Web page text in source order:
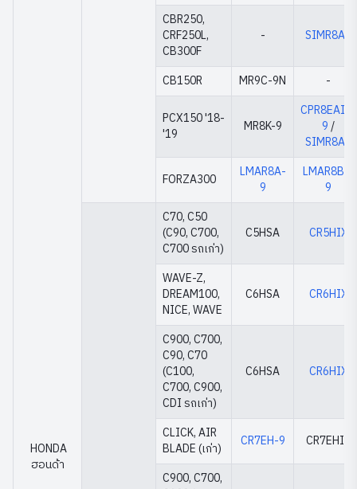
HONDA
ฮอนด้า
CBR250,
CRF250L,
CB300F
- SIMR8A9
CB150R MR9C-9N -
PCX150 '18-
'19
MR8K-9
CPR8EAIX-
9/
SIMR8A9
FORZA300
LMAR8A-
9
LMAR8BI-
9
C70, C50
(C90, C700,
C700 รถเก่า)
C5HSA CR5HIX
WAVE-Z,
DREAM100,
NICE, WAVE
C6HSA CR6HIX
C900, C700,
C90, C70
(C100,
C700, C900,
CDI รถเก่า)
C6HSA CR6HIX
CLICK, AIR
BLADE (เก่า)
CR7EH-9 CR7EHIX
C900, C700,